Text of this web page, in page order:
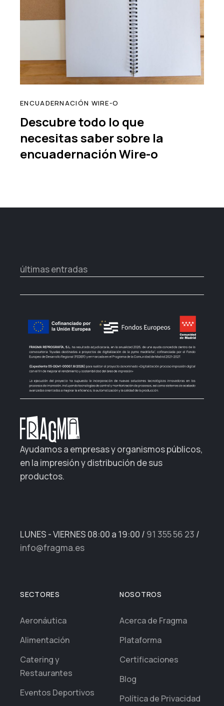
ENCUADERNACIÓN WIRE-O
Descubre todo lo que
necesitas saber sobre la
encuadernación Wire-o
últimas entradas
Ayudamos a empresas y organismos públicos,
en la impresión y distribución de sus
productos.
LUNES - VIERNES 08:00 a 19:00 / 91 355 56 23 /
info@fragma.es
SECTORES
Aeronáutica
Alimentación
Catering y
Restaurantes
Eventos Deportivos
NOSOTROS
Acerca de Fragma
Plataforma
Certificaciones
Blog
Política de Privacidad